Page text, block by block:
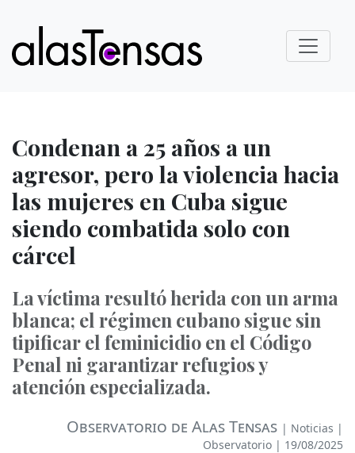
Condenan a 25 años a un
agresor, pero la violencia hacia
las mujeres en Cuba sigue
siendo combatida solo con
cárcel
La víctima resultó herida con un arma
blanca; el régimen cubano sigue sin
tipificar el feminicidio en el Código
Penal ni garantizar refugios y
atención especializada.
Observatorio de Alas Tensas | Noticias |
Observatorio | 19/08/2025